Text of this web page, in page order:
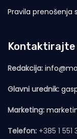
Pravila prenošenja
Kontaktirajte
Redakcija:
Glavni urednik:
Marketing:
Telefon: +385 1 551